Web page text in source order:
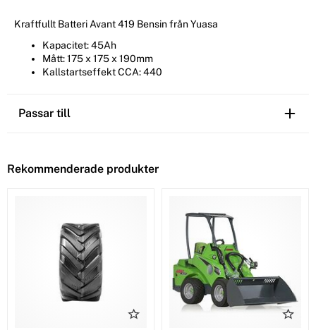
Kraftfullt Batteri Avant 419 Bensin från Yuasa
Kapacitet: 45Ah
Mått: 175 x 175 x 190mm
Kallstartseffekt CCA: 440
Passar till
Rekommenderade produkter